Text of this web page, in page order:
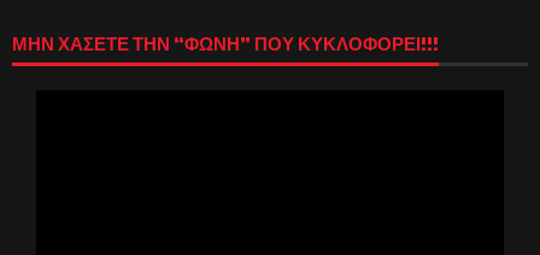
ΜΗΝ ΧΑΣΕΤΕ ΤΗΝ “ΦΩΝΗ” ΠΟΥ ΚΥΚΛΟΦΟΡΕΙ!!!